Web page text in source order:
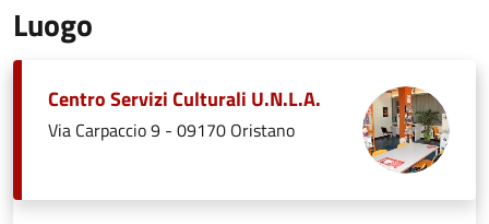
Luogo
Centro Servizi Culturali U.N.L.A.
Via Carpaccio 9 - 09170 Oristano